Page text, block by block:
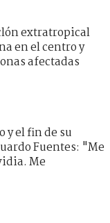
extratropical
en el centro y
afectadas
y el fin de su
Fuentes: "Me
Me